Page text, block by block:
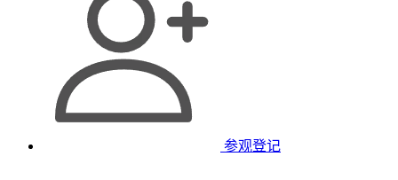
参观登记